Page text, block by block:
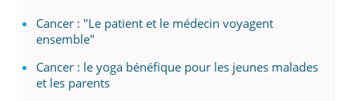
Cancer : "Le patient et le médecin voyagent
ensemble"
Cancer : le yoga bénéfique pour les jeunes malades
et les parents